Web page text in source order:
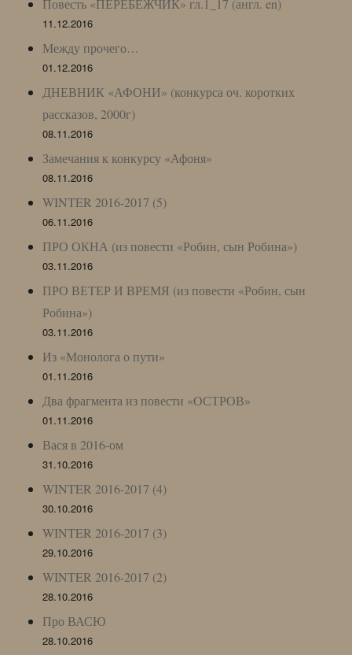
Повесть «ПЕРЕБЕЖЧИК» гл.1_17 (англ. en)
11.12.2016
Между прочего…
01.12.2016
ДНЕВНИК «АФОНИ» (конкурса оч. коротких
рассказов, 2000г)
08.11.2016
Замечания к конкурсу «Афоня»
08.11.2016
WINTER 2016-2017 (5)
06.11.2016
ПРО ОКНА (из повести «Робин, сын Робина»)
03.11.2016
ПРО ВЕТЕР И ВРЕМЯ (из повести «Робин, сын
Робина»)
03.11.2016
Из «Монолога о пути»
01.11.2016
Два фрагмента из повести «ОСТРОВ»
01.11.2016
Вася в 2016-ом
31.10.2016
WINTER 2016-2017 (4)
30.10.2016
WINTER 2016-2017 (3)
29.10.2016
WINTER 2016-2017 (2)
28.10.2016
Про ВАСЮ
28.10.2016